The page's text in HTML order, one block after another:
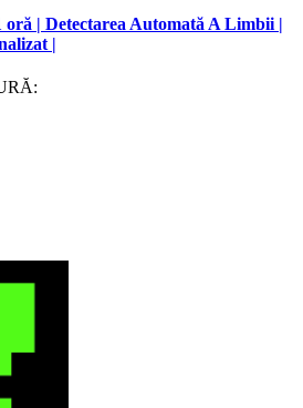
oră | Detectarea Automată A Limbii |
|